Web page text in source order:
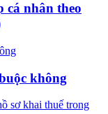
cá nhân theo
không